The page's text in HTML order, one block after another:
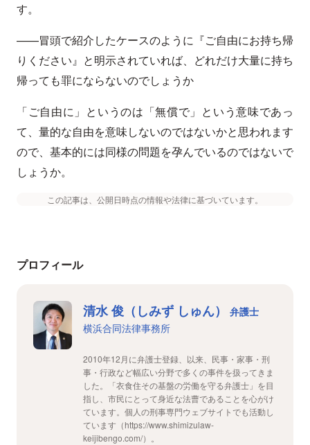
す。
——冒頭で紹介したケースのように『ご自由にお持ち帰
りください』と明示されていれば、どれだけ大量に持ち
帰っても罪にならないのでしょうか
「ご自由に」というのは「無償で」という意味であっ
て、量的な自由を意味しないのではないかと思われます
ので、基本的には同様の問題を孕んでいるのではないで
しょうか。
この記事は、公開日時点の情報や法律に基づいています。
プロフィール
清水 俊（しみず しゅん）
弁護士
横浜合同法律事務所
2010年12月に弁護士登録、以来、民事・家事・刑
事・行政など幅広い分野で多くの事件を扱ってきま
した。「衣食住その基盤の労働を守る弁護士」を目
指し、市民にとって身近な法曹であることを心がけ
ています。個人の刑事専門ウェブサイトでも活動し
ています（https://www.shimizulaw-
keijibengo.com/）。